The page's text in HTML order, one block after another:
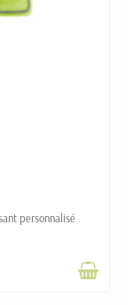
personnalisé